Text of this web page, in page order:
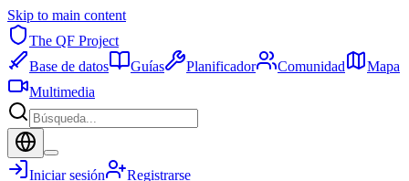
Skip to main content
The QF Project
Base de datos
Guías Planificador Comunidad
Mapa
Multimedia
Iniciar sesión Registrarse